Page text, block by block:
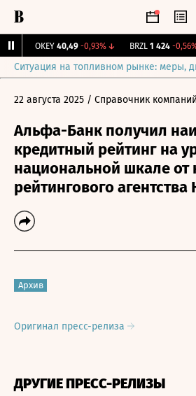
OKEY 40,49 -0,93%↓ BRZL 1 424 -0,56%
Ситуация на топливном рынке: меры,
22 августа 2025 / Справочник компаний
Альфа-Банк получил
кредитный рейтинг на
национальной шкале от
рейтингового агентства
Архив
Оригинал пресс-релиза
ДРУГИЕ ПРЕСС-РЕЛИЗЫ